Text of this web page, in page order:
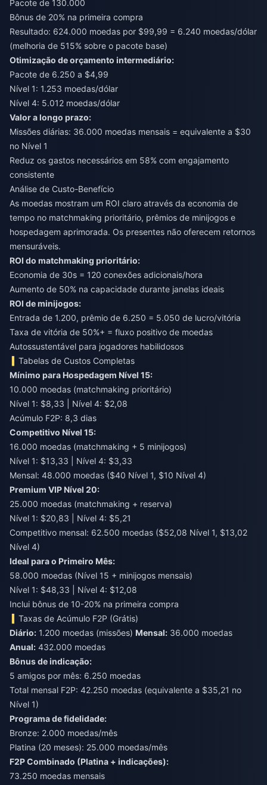
Pacote de 130.000
Bônus de 20% na primeira compra
Resultado: 624.000 moedas por $99,99 = 6.240 moedas/dólar
(melhoria de 515% sobre o pacote base)
Otimização de orçamento intermediário:
Pacote de 6.250 a $4,99
Nível 1: 1.253 moedas/dólar
Nível 4: 5.012 moedas/dólar
Valor a longo prazo:
Missões diárias: 36.000 moedas mensais = equivalente a $30
no Nível 1
Reduz os gastos necessários em 58% com engajamento
consistente
Análise de Custo-Benefício
As moedas mostram um ROI claro através da economia de
tempo no matchmaking prioritário, prêmios de minijogos e
hospedagem aprimorada. Os presentes não oferecem retornos
mensuráveis.
ROI do matchmaking prioritário:
Economia de 30s = 120 conexões adicionais/hora
Aumento de 50% na capacidade durante janelas ideais
ROI de minijogos:
Entrada de 1.200, prêmio de 6.250 = 5.050 de lucro/vitória
Taxa de vitória de 50%+ = fluxo positivo de moedas
Autossustentável para jogadores habilidosos
Tabelas de Custos Completas
Mínimo para Hospedagem Nível 15:
10.000 moedas (matchmaking prioritário)
Nível 1: $8,33 | Nível 4: $2,08
Acúmulo F2P: 8,3 dias
Competitivo Nível 15:
16.000 moedas (matchmaking + 5 minijogos)
Nível 1: $13,33 | Nível 4: $3,33
Mensal: 48.000 moedas ($40 Nível 1, $10 Nível 4)
Premium VIP Nível 20:
25.000 moedas (matchmaking + reserva)
Nível 1: $20,83 | Nível 4: $5,21
Competitivo mensal: 62.500 moedas ($52,08 Nível 1, $13,02
Nível 4)
Ideal para o Primeiro Mês:
58.000 moedas (Nível 15 + minijogos mensais)
Nível 1: $48,33 | Nível 4: $12,08
Inclui bônus de 10-20% na primeira compra
Taxas de Acúmulo F2P (Grátis)
Diário: 1.200 moedas (missões) Mensal: 36.000 moedas
Anual: 432.000 moedas
Bônus de indicação:
5 amigos por mês: 6.250 moedas
Total mensal F2P: 42.250 moedas (equivalente a $35,21 no
Nível 1)
Programa de fidelidade:
Bronze: 2.000 moedas/mês
Platina (20 meses): 25.000 moedas/mês
F2P Combinado (Platina + indicações):
73.250 moedas mensais